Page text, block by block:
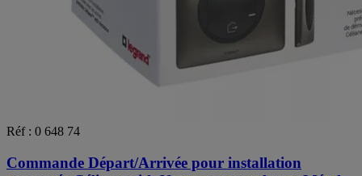
Réf : 0 648 74
Commande Départ/Arrivée pour installation